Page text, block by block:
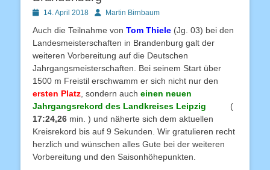
Posted14. April 2018 AutorMartin Birnbaum
Auch die Teilnahme von Tom Thiele (Jg. 03) bei den
Landesmeisterschaften in Brandenburg galt der
weiteren Vorbereitung auf die Deutschen
Jahrgangsmeisterschaften. Bei seinem Start über
1500 m Freistil erschwamm er sich nicht nur den
ersten Platz , sondern auch einen neuen
Jahrgangsrekord des Landkreises Leipzig (
17:24,26 min. ) und näherte sich dem aktuellen
Kreisrekord bis auf 9 Sekunden. Wir gratulieren recht
herzlich und wünschen alles Gute bei der weiteren
Vorbereitung und den Saisonhöhepunkten.